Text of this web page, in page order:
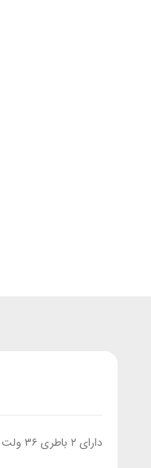
دارای ۲ باطری ۳۶ ولت